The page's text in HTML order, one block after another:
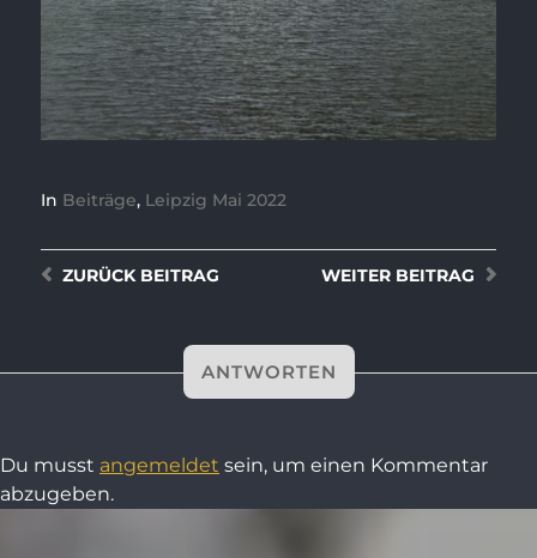
In Beiträge, Leipzig Mai 2022
WEITER BEITRAG
ZURÜCKBEITRAG
ANTWORTEN
Du musst angemeldet sein, um einen Kommentar
abzugeben.